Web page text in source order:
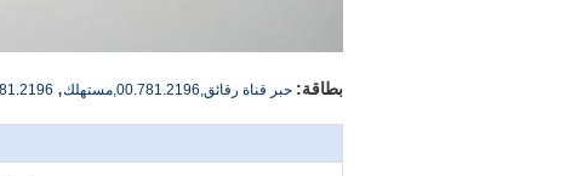
بطاقة: حبر قناة رقائق,00.781.2196,مستهلك ,